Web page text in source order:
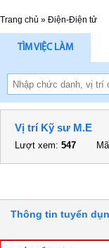
Trang chủ » Điện-Điện tử
TÌM VIỆC LÀM
Vị trí Kỹ sư M.E
Lượt xem: 547
Thông tin tuyển